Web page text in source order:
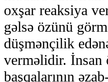
oxşar reaksiya
gəlsə özünü
düşmənçilik
verməlidir. İnsan
başqalarının